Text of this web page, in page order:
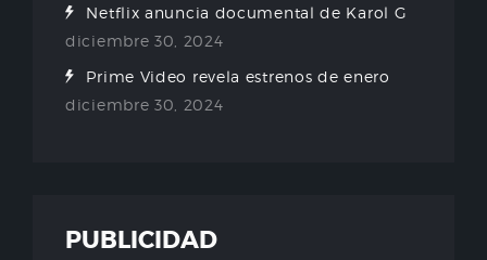
Netflix anuncia documental de Karol G
diciembre 30, 2024
Prime Video revela estrenos de enero
diciembre 30, 2024
PUBLICIDAD